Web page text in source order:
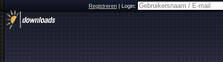
Registreren|Login: